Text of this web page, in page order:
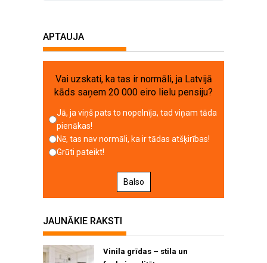
APTAUJA
Vai uzskati, ka tas ir normāli, ja Latvijā
kāds saņem 20 000 eiro lielu pensiju?
Jā, ja viņš pats to nopelnīja, tad viņam tāda
pienākas!
Nē, tas nav normāli, ka ir tādas atšķirības!
Grūti pateikt!
Balso
JAUNĀKIE RAKSTI
Vinila grīdas – stila un